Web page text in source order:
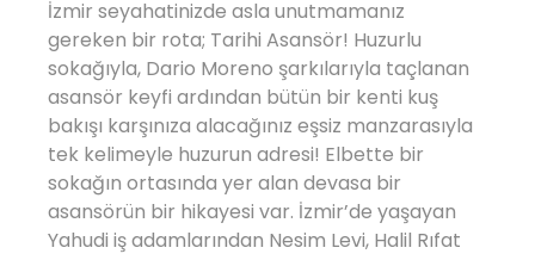
İzmir seyahatinizde asla unutmamanız
gereken bir rota; Tarihi Asansör! Huzurlu
sokağıyla, Dario Moreno şarkılarıyla taçlanan
asansör keyfi ardından bütün bir kenti kuş
bakışı karşınıza alacağınız eşsiz manzarasıyla
tek kelimeyle huzurun adresi! Elbette bir
sokağın ortasında yer alan devasa bir
asansörün bir hikayesi var. İzmir’de yaşayan
Yahudi iş adamlarından Nesim Levi, Halil Rıfat